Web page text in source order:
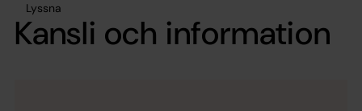
Lyssna
Kansli och information